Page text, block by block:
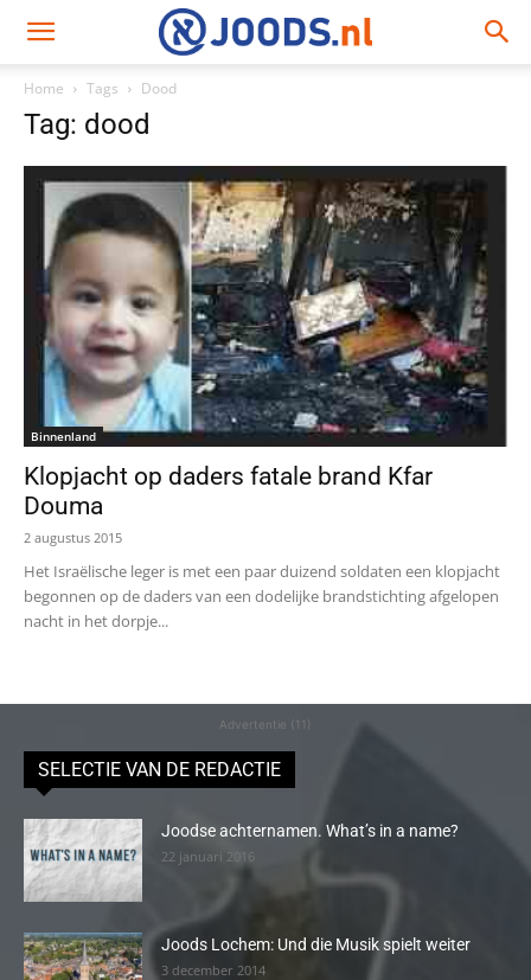
Home Tags Dood
Tag: dood
Binnenland
Klopjacht op daders fatale brand Kfar
Douma
2 augustus 2015
Het Israëlische leger is met een paar duizend soldaten een klopjacht
begonnen op de daders van een dodelijke brandstichting afgelopen
nacht in het dorpje...
Advertentie (11)
SELECTIE VAN DE REDACTIE
Joodse achternamen. What’s in a name?
22 januari 2016
Joods Lochem: Und die Musik spielt weiter
3 december 2014